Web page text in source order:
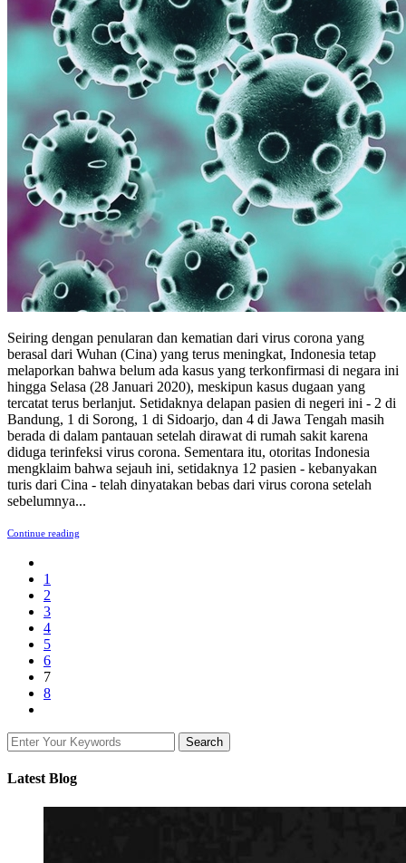
Seiring dengan penularan dan kematian dari virus corona yang
berasal dari Wuhan (Cina) yang terus meningkat, Indonesia tetap
melaporkan bahwa belum ada kasus yang terkonfirmasi di negara ini
hingga Selasa (28 Januari 2020), meskipun kasus dugaan yang
tercatat terus berlanjut. Setidaknya delapan pasien di negeri ini - 2 di
Bandung, 1 di Sorong, 1 di Sidoarjo, dan 4 di Jawa Tengah masih
berada di dalam pantauan setelah dirawat di rumah sakit karena
diduga terinfeksi virus corona. Sementara itu, otoritas Indonesia
mengklaim bahwa sejauh ini, setidaknya 12 pasien - kebanyakan
turis dari Cina - telah dinyatakan bebas dari virus corona setelah
sebelumnya...
Continue reading
1
2
3
4
5
6
7
8
Latest Blog